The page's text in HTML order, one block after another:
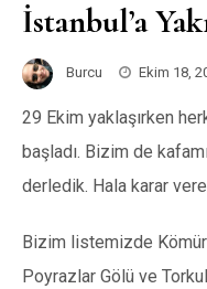
İstanbul’a
Burcu Ekim 18,
29 Ekim yaklaşırken
başladı. Bizim de
derledik. Hala karar
Bizim listemizde Kömür
Poyrazlar Gölü ve